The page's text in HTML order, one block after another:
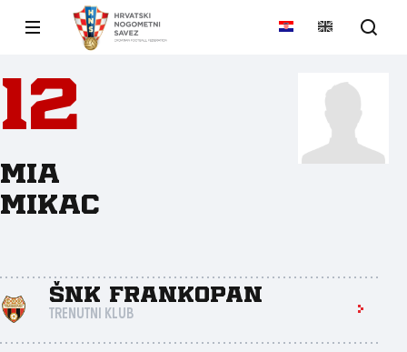
12
Mia
Mikac
ŠNK Frankopan
TRENUTNI KLUB